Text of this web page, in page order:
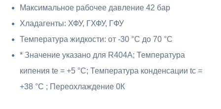
Максимальное рабочее давление 42 бар
Хладагенты: ХФУ, ГХФУ, ГФУ
Температура жидкости: от -30 °C до 70 °C
* Значение указано для R404A; Температура
кипения tе = +5 °С; Температура конденсации tс =
+38 °C ; Переохлаждение 0К